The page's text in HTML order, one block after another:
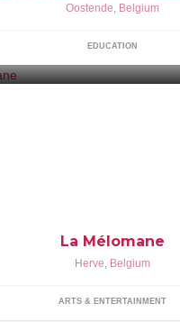
Oostende, Belgium
EDUCATION
La Mélomane
Herve, Belgium
ARTS & ENTERTAINMENT